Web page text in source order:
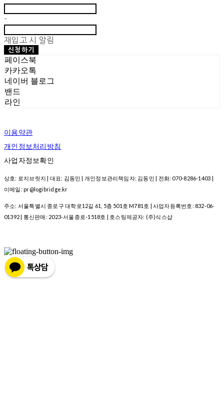
-
재입고 시 알림
신청하기
페이스북
카카오톡
네이버 블로그
밴드
라인
이용약관
개인정보처리방침
사업자정보확인
상호: 로지브릿지 | 대표: 김동민 | 개인정보관리책임자: 김동민 | 전화: 070-8286-1403 |
이메일: pr@logibridge.kr
주소: 서울특별시 종로구 대학로12길 61, 5층 501호 M781호 | 사업자등록번호: 832-06-
01392 | 통신판매: 2023-서울종로-1518호 | 호스팅제공자: (주)식스샵